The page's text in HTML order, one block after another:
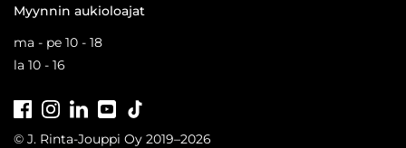
Myynnin aukioloajat
ma - pe 10 - 18
la 10 - 16
FacebookInstagramLinkedInYoutube
© J. Rinta-Jouppi Oy 2019–2026